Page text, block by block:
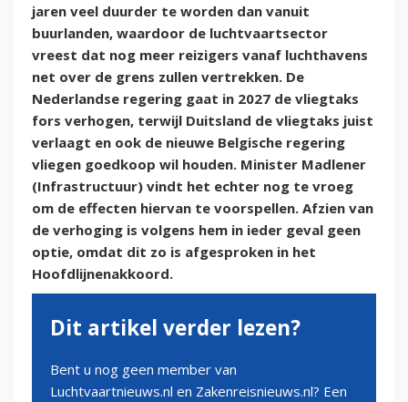
jaren veel duurder te worden dan vanuit
buurlanden, waardoor de luchtvaartsector
vreest dat nog meer reizigers vanaf luchthavens
net over de grens zullen vertrekken. De
Nederlandse regering gaat in 2027 de vliegtaks
fors verhogen, terwijl Duitsland de vliegtaks juist
verlaagt en ook de nieuwe Belgische regering
vliegen goedkoop wil houden. Minister Madlener
(Infrastructuur) vindt het echter nog te vroeg
om de effecten hiervan te voorspellen. Afzien van
de verhoging is volgens hem in ieder geval geen
optie, omdat dit zo is afgesproken in het
Hoofdlijnenakkoord.
Dit artikel verder lezen?
Bent u nog geen member van
Luchtvaartnieuws.nl en Zakenreisnieuws.nl? Een